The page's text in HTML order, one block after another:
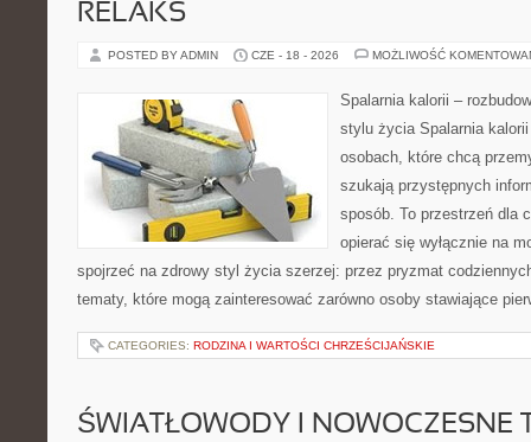
RELAKS
POSTED BY ADMIN CZE - 18 - 2026 MOŻLIWOŚĆ
Spalarnia kalorii –
stylu życia Spalarnia
osobach, które chcą
szukają przystępnych
sposób. To przestrzeń dla
opierać się wyłącznie na
spojrzeć na zdrowy styl życia szerzej: przez pryzmat
tematy, które mogą zainteresować zarówno osoby stawiające
CATEGORIES: RODZINA I WARTOŚCI CHRZEŚCIJAŃSKIE
ŚWIATŁOWODY I NOWOCZESNE